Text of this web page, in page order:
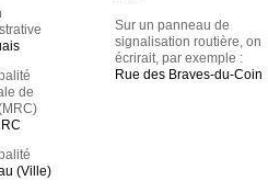
de
(Ville)
Sur un panneau de
signalisation routière, on
écrirait, par exemple :
Rue des Braves-du-Coin